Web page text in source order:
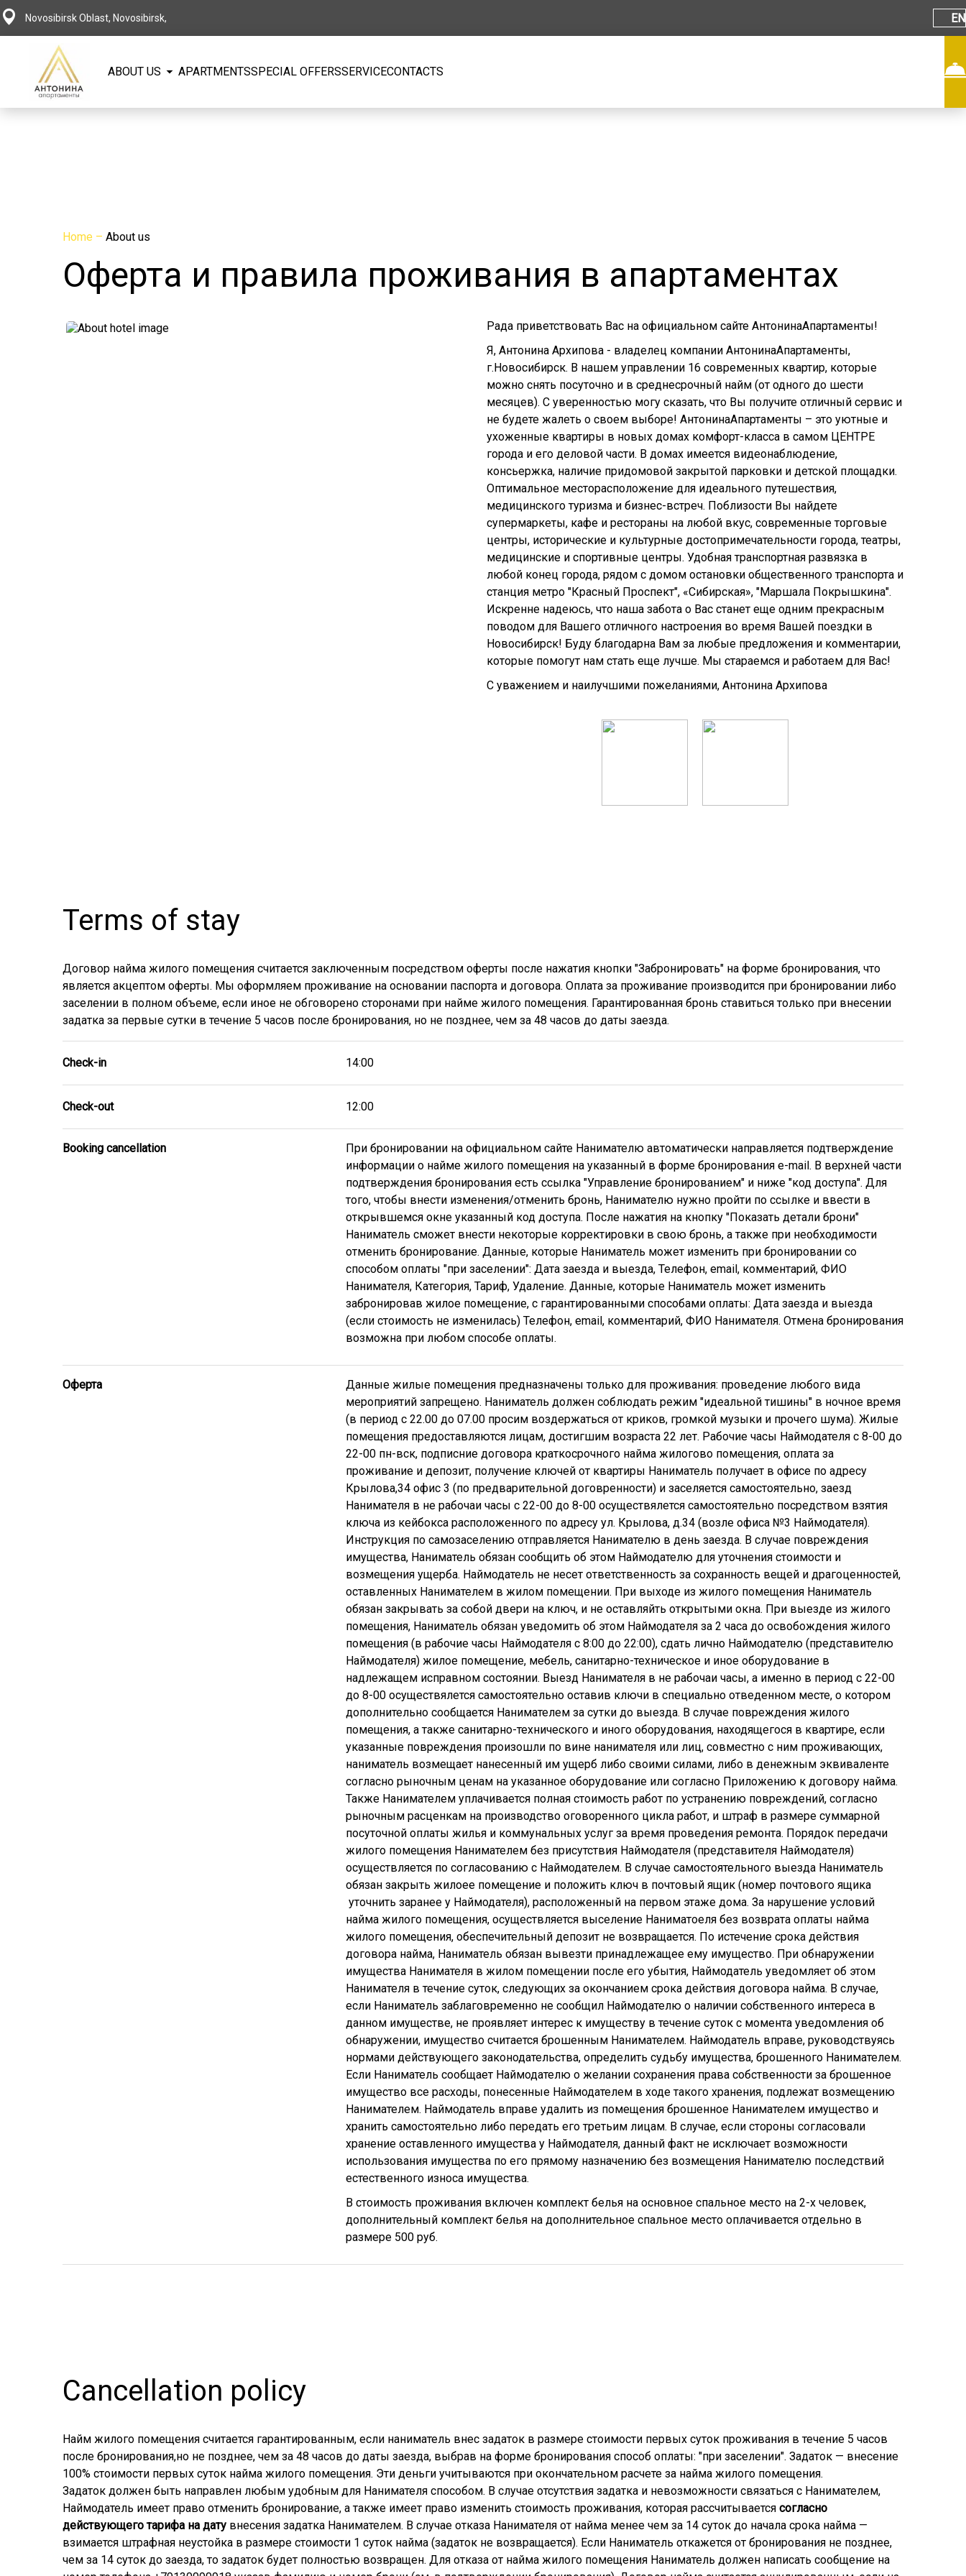
Novosibirsk Oblast, Novosibirsk, EN
ABOUT US APARTMENTSSPECIAL OFFERSSERVICECONTACTS
Home – About us
Оферта и правила проживания в апартаментах
Рада приветствовать Вас на официальном сайте АнтонинаАпартаменты!
Я, Антонина Архипова - владелец компании АнтонинаАпартаменты,
г.Новосибирск. В нашем управлении 16 современных квартир, которые
можно снять посуточно и в среднесрочный найм (от одного до шести
месяцев). С уверенностью могу сказать, что Вы получите отличный сервис и
не будете жалеть о своем выборе! АнтонинаАпартаменты – это уютные и
ухоженные квартиры в новых домах комфорт-класса в самом ЦЕНТРЕ
города и его деловой части. В домах имеется видеонаблюдение,
консьержка, наличие придомовой закрытой парковки и детской площадки.
Оптимальное месторасположение для идеального путешествия,
медицинского туризма и бизнес-встреч. Поблизости Вы найдете
супермаркеты, кафе и рестораны на любой вкус, современные торговые
центры, исторические и культурные достопримечательности города, театры,
медицинские и спортивные центры. Удобная транспортная развязка в
любой конец города, рядом с домом остановки общественного транспорта и
станция метро "Красный Проспект", «Сибирская», "Маршала Покрышкина".
Искренне надеюсь, что наша забота о Вас станет еще одним прекрасным
поводом для Вашего отличного настроения во время Вашей поездки в
Новосибирск! Буду благодарна Вам за любые предложения и комментарии,
которые помогут нам стать еще лучше. Мы стараемся и работаем для Вас!
С уважением и наилучшими пожеланиями, Антонина Архипова
Terms of stay
Договор найма жилого помещения считается заключенным посредством оферты после нажатия кнопки "Забронировать" на форме бронирования, что
является акцептом оферты. Мы оформляем проживание на основании паспорта и договора. Оплата за проживание производится при бронировании либо
заселении в полном объеме, если иное не обговорено сторонами при найме жилого помещения. Гарантированная бронь ставиться только при внесении
задатка за первые сутки в течение 5 часов после бронирования, но не позднее, чем за 48 часов до даты заезда.
Check-in 14:00
Check-out 12:00
Booking cancellation
При бронировании на официальном сайте Нанимателю автоматически направляется подтверждение
информации о найме жилого помещения на указанный в форме бронирования e-mail. В верхней части
подтверждения бронирования есть ссылка "Управление бронированием" и ниже "код доступа". Для
того, чтобы внести изменения/отменить бронь, Нанимателю нужно пройти по ссылке и ввести в
открывшемся окне указанный код доступа. После нажатия на кнопку "Показать детали брони"
Наниматель сможет внести некоторые корректировки в свою бронь, а также при необходимости
отменить бронирование. Данные, которые Наниматель может изменить при бронировании со
способом оплаты "при заселении": Дата заезда и выезда, Телефон, email, комментарий, ФИО
Нанимателя, Категория, Тариф, Удаление. Данные, которые Наниматель может изменить
забронировав жилое помещение, с гарантированными способами оплаты: Дата заезда и выезда
(если стоимость не изменилась) Телефон, email, комментарий, ФИО Нанимателя. Отмена бронирования
возможна при любом способе оплаты.
Оферта
Данные жилые помещения предназначены только для проживания: проведение любого вида
мероприятий запрещено. Наниматель должен соблюдать режим "идеальной тишины" в ночное время
(в период с 22.00 до 07.00 просим воздержаться от криков, громкой музыки и прочего шума). Жилые
помещения предоставляются лицам, достигшим возраста 22 лет. Рабочие часы Наймодателя с 8-00 до
22-00 пн-вск, подписние договора краткосрочного найма жилогово помещения, оплата за
проживание и депозит, получение ключей от квартиры Наниматель получает в офисе по адресу
Крылова,34 офис 3 (по предварительной договренности) и заселяется самостоятельно, заезд
Нанимателя в не рабочаи часы с 22-00 до 8-00 осуществялется самостоятельно посредством взятия
ключа из кейбокса расположенного по адресу ул. Крылова, д.34 (возле офиса №3 Наймодателя).
Инструкция по самозаселению отправляется Нанимателю в день заезда. В случае повреждения
имущества, Наниматель обязан сообщить об этом Наймодателю для уточнения стоимости и
возмещения ущерба. Наймодатель не несет ответственность за сохранность вещей и драгоценностей,
оставленных Нанимателем в жилом помещении. При выходе из жилого помещения Наниматель
обязан закрывать за собой двери на ключ, и не оставляйть открытыми окна. При выезде из жилого
помещения, Наниматель обязан уведомить об этом Наймодателя за 2 часа до освобождения жилого
помещения (в рабочие часы Наймодателя с 8:00 до 22:00), сдать лично Наймодателю (представителю
Наймодателя) жилое помещение, мебель, санитарно-техническое и иное оборудование в
надлежащем исправном состоянии. Выезд Нанимателя в не рабочаи часы, а именно в период с 22-00
до 8-00 осуществялется самостоятельно оставив ключи в специально отведенном месте, о котором
дополнительно сообщается Нанимателем за сутки до выезда. В случае повреждения жилого
помещения, а также санитарно-технического и иного оборудования, находящегося в квартире, если
указанные повреждения произошли по вине нанимателя или лиц, совместно с ним проживающих,
наниматель возмещает нанесенный им ущерб либо своими силами, либо в денежным эквиваленте
согласно рыночным ценам на указанное оборудование или согласно Приложению к договору найма.
Также Нанимателем уплачивается полная стоимость работ по устранению повреждений, согласно
рыночным расценкам на производство оговоренного цикла работ, и штраф в размере суммарной
посуточной оплаты жилья и коммунальных услуг за время проведения ремонта. Порядок передачи
жилого помещения Нанимателем без присутствия Наймодателя (представителя Наймодателя)
осуществляется по согласованию с Наймодателем. В случае самостоятельного выезда Наниматель
обязан закрыть жилоее помещение и положить ключ в почтовый ящик (номер почтового ящика
уточнить заранее у Наймодателя), расположенный на первом этаже дома. За нарушение условий
найма жилого помещения, осуществляется выселение Наниматоеля без возврата оплаты найма
жилого помещения, обеспечительный депозит не возвращается. По истечение срока действия
договора найма, Наниматель обязан вывезти принадлежащее ему имущество. При обнаружении
имущества Нанимателя в жилом помещении после его убытия, Наймодатель уведомляет об этом
Нанимателя в течение суток, следующих за окончанием срока действия договора найма. В случае,
если Наниматель заблаговременно не сообщил Наймодателю о наличии собственного интереса в
данном имуществе, не проявляет интерес к имуществу в течение суток с момента уведомления об
обнаружении, имущество считается брошенным Нанимателем. Наймодатель вправе, руководствуясь
нормами действующего законодательства, определить судьбу имущества, брошенного Нанимателем.
Если Наниматель сообщает Наймодателю о желании сохранения права собственности за брошенное
имущество все расходы, понесенные Наймодателем в ходе такого хранения, подлежат возмещению
Нанимателем. Наймодатель вправе удалить из помещения брошенное Нанимателем имущество и
хранить самостоятельно либо передать его третьим лицам. В случае, если стороны согласовали
хранение оставленного имущества у Наймодателя, данный факт не исключает возможности
использования имущества по его прямому назначению без возмещения Нанимателю последствий
естественного износа имущества.
В стоимость проживания включен комплект белья на основное спальное место на 2-х человек,
дополнительный комплект белья на дополнительное спальное место оплачивается отдельно в
размере 500 руб.
Cancellation policy
Найм жилого помещения считается гарантированным, если наниматель внес задаток в размере стоимости первых суток проживания в течение 5 часов
после бронирования,но не позднее, чем за 48 часов до даты заезда, выбрав на форме бронирования способ оплаты: "при заселении". Задаток — внесение
100% стоимости первых суток найма жилого помещения. Эти деньги учитываются при окончательном расчете за найма жилого помещения.
Задаток должен быть направлен любым удобным для Нанимателя способом. В случае отсутствия задатка и невозможности связаться с Нанимателем,
Наймодатель имеет право отменить бронирование, а также имеет право изменить стоимость проживания, которая рассчитывается согласно
действующего тарифа на дату внесения задатка Нанимателем. В случае отказа Нанимателя от найма менее чем за 14 суток до начала срока найма —
взимается штрафная неустойка в размере стоимости 1 суток найма (задаток не возвращается). Если Наниматель откажется от бронирования не позднее,
чем за 14 суток до заезда, то задаток будет полностью возвращен. Для отказа от найма жилого помещения Наниматель должен написать сообщение на